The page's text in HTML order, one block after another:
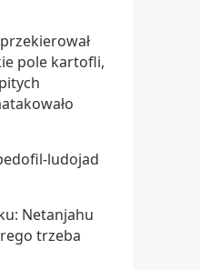
pole kartofli,
ludojad
Netanjahu
trzeba